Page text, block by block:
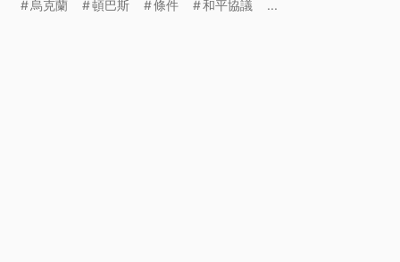
還炸毀了一家美商企業工廠。
烏克蘭 頓巴斯 條件 和平協議 ...